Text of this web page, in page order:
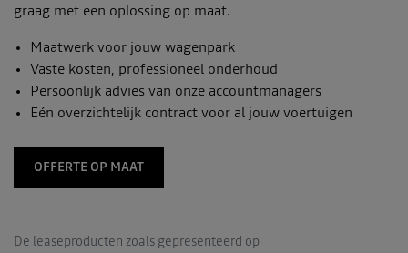
graag met een oplossing op maat.
Maatwerk voor jouw wagenpark
Vaste kosten, professioneel onderhoud
Persoonlijk advies van onze accountmanagers
Eén overzichtelijk contract voor al jouw voertuigen
OFFERTE OP MAAT
De leaseproducten zoals gepresenteerd op